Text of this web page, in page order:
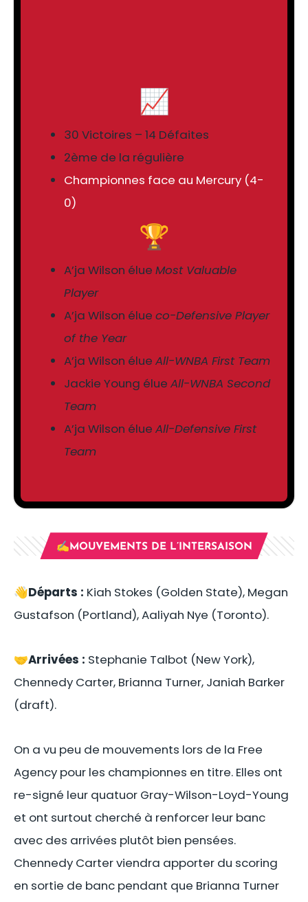
📈
30 Victoires – 14 Défaites
2ème de la régulière
Championnes face au Mercury (4-
0)
🏆
A’ja Wilson élueMost Valuable
Player
A’ja Wilson élueco-Defensive Player
of the Year
A’ja Wilson élueAll-WNBA First Team
Jackie Young élueAll-WNBA Second
Team
A’ja Wilson élueAll-Defensive First
Team
✍️MOUVEMENTS DE L’INTERSAISON
👋Départs : Kiah Stokes (Golden State), Megan
Gustafson (Portland), Aaliyah Nye (Toronto).
🤝Arrivées : Stephanie Talbot (New York),
Chennedy Carter, Brianna Turner, Janiah Barker
(draft).
On a vu peu de mouvements lors de la Free
Agency pour les championnes en titre. Elles ont
re-signé leur quatuor Gray-Wilson-Loyd-Young
et ont surtout cherché à renforcer leur banc
avec des arrivées plutôt bien pensées.
Chennedy Carter viendra apporter du scoring
en sortie de banc pendant que Brianna Turner